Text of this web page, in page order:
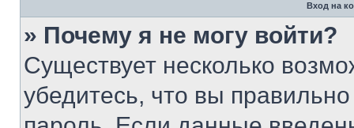
Вход на
» Почему я не могу войти?
Существует несколько
убедитесь, что вы